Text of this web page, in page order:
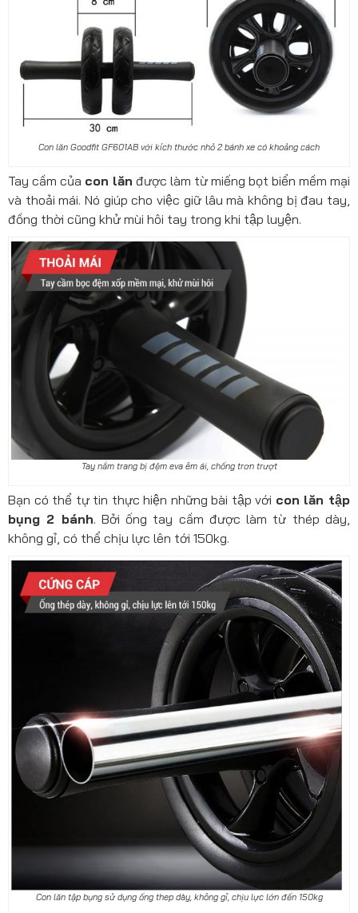
Con lăn Goodfit GF601AB với kích thước nhỏ 2 bánh xe có khoảng cách
Tay cầm của con lăn được làm từ miếng bọt biển mềm mại
và thoải mái. Nó giúp cho việc giữ lâu mà không bị đau tay,
đồng thời cũng khử mùi hôi tay trong khi tập luyện.
Tay nắm trang bị đệm eva êm ái, chống trơn trượt
Bạn có thể tự tin thực hiện những bài tập với con lăn tập
bụng 2 bánh. Bởi ống tay cầm được làm từ thép dày,
không gỉ, có thể chịu lực lên tới 150kg.
Con lăn tập bụng sử dụng ống thep dày, không gỉ, chịu lực lớn đến 150kg